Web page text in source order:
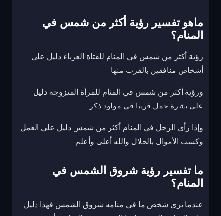
ماهو تفسير رؤية أكثر من شمس في
المنام؟
رؤية أكثر من شمس في المنام للفتاة العزباء دليل على
أشخاص منافقين بالقرب منها
ورؤية أكثر من شمس في المنام للمرأة المتزوجة دليل
على بشرة حمل قريبا في مولود ذكر
وإذا رأى الرجل في المنام أكثر من شمس دليل على العمل
وكسب الأموال بالحلال والله أعلى وأعلم
ما تفسير رؤية شروق الشمس في
المنام؟
عندما يرى شخص ما في منامه شروق الشمس فهذا دليل